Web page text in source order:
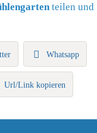
teilen und
Whatsapp
Url/Link kopieren